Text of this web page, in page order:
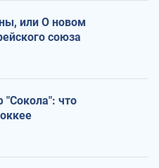
или О новом
союза
что